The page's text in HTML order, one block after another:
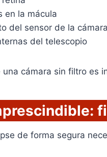
en la mácula
del sensor de la cámara
del telescopio
cámara sin filtro es
de forma segura